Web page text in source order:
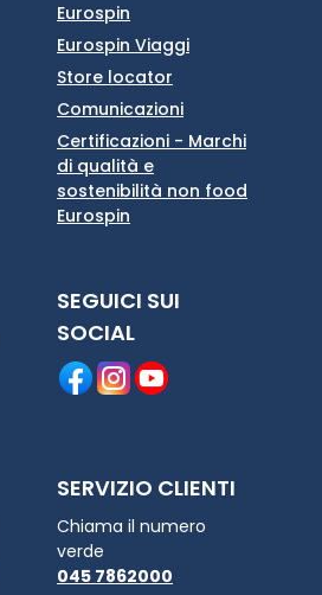
Eurospin
Eurospin Viaggi
Store locator
Comunicazioni
Certificazioni - Marchi
di qualità e
sostenibilità non food
Eurospin
SEGUICI SUI
SOCIAL
SERVIZIO CLIENTI
Chiama il numero
verde
045 7862000